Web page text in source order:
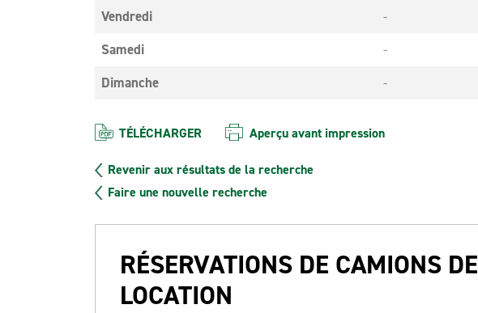
Vendredi
-
Samedi
-
Dimanche
-
TÉLÉCHARGER Aperçu avant impression
Revenir aux résultats de la recherche
Faire une nouvelle recherche
RÉSERVATIONS DE CAMIONS DE
LOCATION